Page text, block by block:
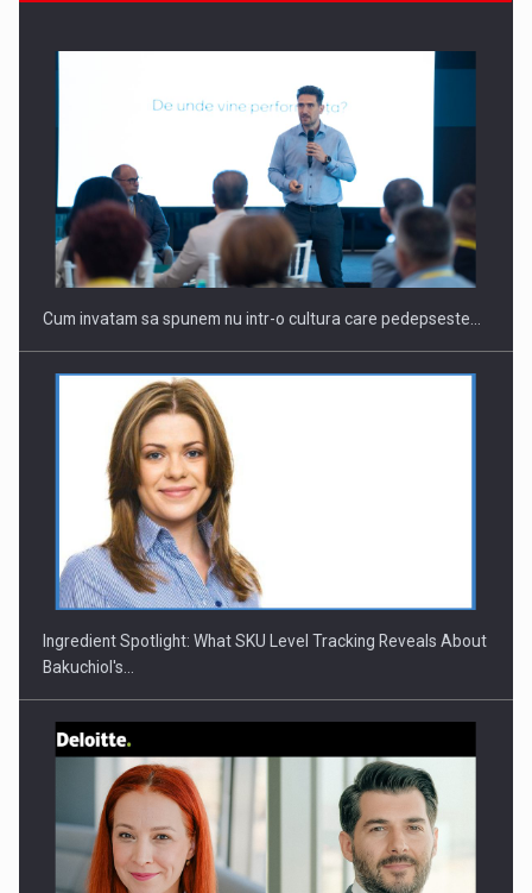
Webinar - Business Evolution-RETHINK STRATEGY-Finantare
Investitii Digitalizare
CANON - Colaborarea eficienta a echipei intr un mediu…
Cum invatam sa spunem nu intr-o cultura care pedepseste…
Ingredient Spotlight: What SKU Level Tracking Reveals About
Bakuchiol's…